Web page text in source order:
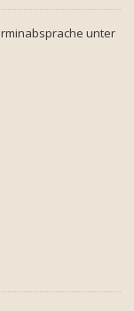
unter